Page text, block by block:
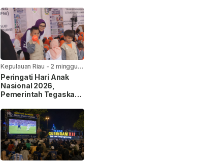
Kepulauan Riau - 2 minggu
yang lalu
Peringati Hari Anak
Nasional 2026,
Pemerintah Tegaskan
Anak